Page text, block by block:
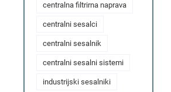
centralna filtrirna naprava
centralni sesalci
centralni sesalnik
centralni sesalni sistemi
industrijski sesalniki